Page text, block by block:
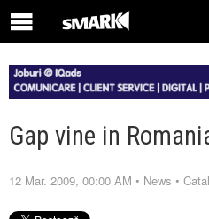
Gap vine in
12 Mar. 2009, 00:00 AM • News •